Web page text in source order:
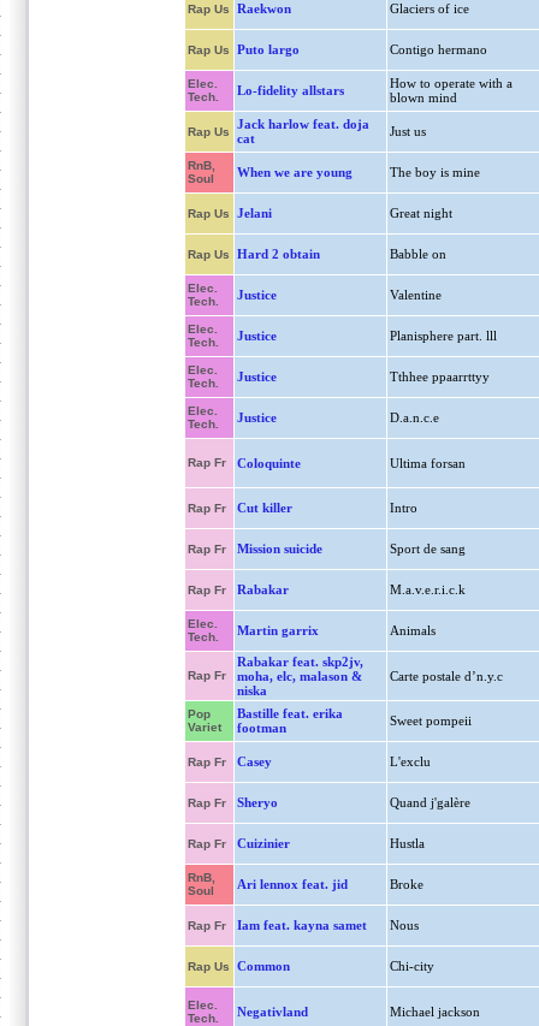
Rap Us Raekwon Glaciers of ice
Rap Us Puto largo Contigo hermano
Elec.
Tech.
Lo-fidelity allstars
How to operate with a
blown mind
Rap Us
Jack harlow feat. doja
cat
Just us
RnB,
Soul
When we are young The boy is mine
Rap Us Jelani Great night
Rap Us Hard 2 obtain Babble on
Elec.
Tech.
Justice Valentine
Elec.
Tech.
Justice Planisphere part. lll
Elec.
Tech.
Justice Tthhee ppaarrttyy
Elec.
Tech.
Justice D.a.n.c.e
Rap Fr Coloquinte Ultima forsan
Rap Fr Cut killer Intro
Rap Fr Mission suicide Sport de sang
Rap Fr Rabakar M.a.v.e.r.i.c.k
Elec.
Tech.
Martin garrix Animals
Rap Fr
Rabakar feat. skp2jv,
moha, elc, malason &
niska
Carte postale d’n.y.c
Pop
Variet
Bastille feat. erika
footman
Sweet pompeii
Rap Fr Casey L'exclu
Rap Fr Sheryo Quand j'galère
Rap Fr Cuizinier Hustla
RnB,
Soul
Ari lennox feat. jid Broke
Rap Fr Iam feat. kayna samet Nous
Rap Us Common Chi-city
Elec.
Tech.
Negativland Michael jackson